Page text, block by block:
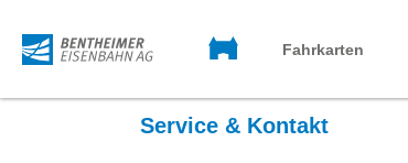
BE-
Mobil
Startseite Fahrkarten
Service & Kontakt